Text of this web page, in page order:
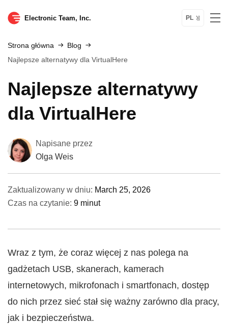
Electronic Team, Inc. PL
Strona główna
Blog
Najlepsze alternatywy dla VirtualHere
Najlepsze alternatywy
dla VirtualHere
Napisane przez
Olga Weis
Zaktualizowany w dniu: March 25, 2026
Czas na czytanie: 9 minut
Wraz z tym, że coraz więcej z nas polega na
gadżetach USB, skanerach, kamerach
internetowych, mikrofonach i smartfonach, dostęp
do nich przez sieć stał się ważny zarówno dla pracy,
jak i bezpieczeństwa.